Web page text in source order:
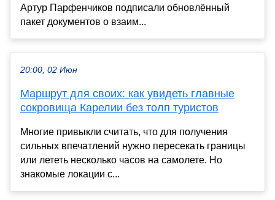
Артур Парфенчиков подписали обновлённый
пакет документов о взаим...
20:00, 02 Июн
Маршрут для своих: как увидеть главные
сокровища Карелии без толп туристов
Многие привыкли считать, что для получения
сильных впечатлений нужно пересекать границы
или лететь несколько часов на самолете. Но
знакомые локации с...